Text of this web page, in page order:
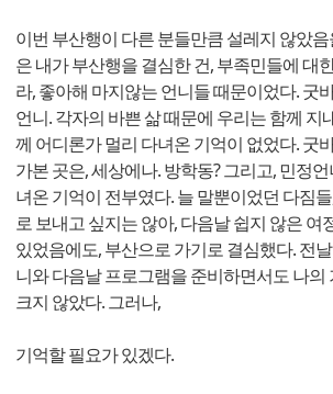
이번 부산행이 다른 분들만큼 설레지 않았
은 내가 부산행을 결심한 건, 부족민들에 대
라, 좋아해 마지않는 언니들 때문이었다. 굿
언니. 각자의 바쁜 삶 때문에 우리는 함께 지
께 어디론가 멀리 다녀온 기억이 없었다. 굿
가본 곳은, 세상에나. 방학동? 그리고, 민정
녀온 기억이 전부였다. 늘 말뿐이었던 다짐
로 보내고 싶지는 않아, 다음날 쉽지 않은 여
있었음에도, 부산으로 가기로 결심했다. 전
니와 다음날 프로그램을 준비하면서도 나의
크지 않았다. 그러나,
기억할 필요가 있겠다.